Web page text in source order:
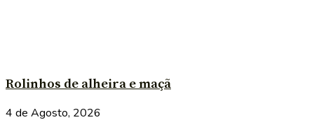
Rolinhos de alheira e maçã
4 de Agosto, 2026